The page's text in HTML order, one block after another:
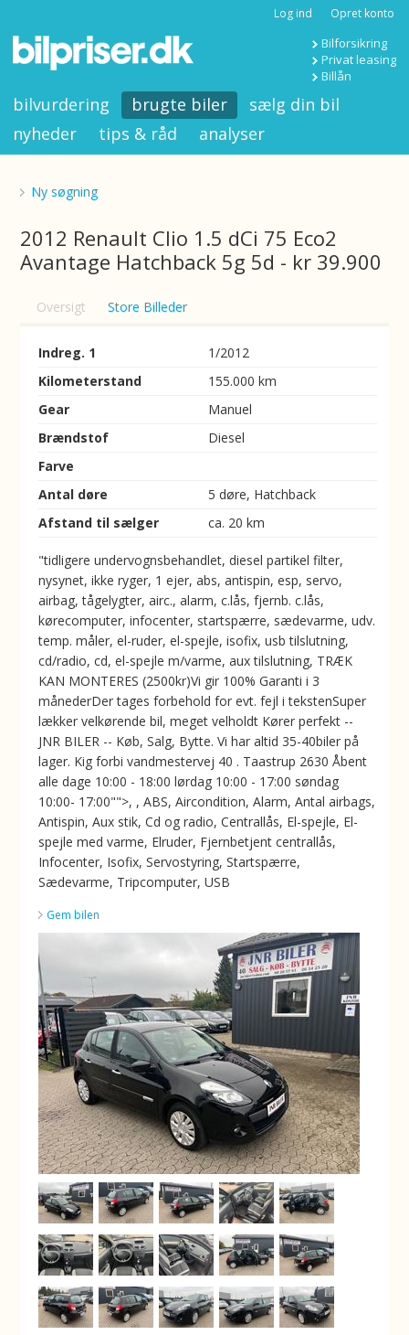
Log ind Opret konto
Bilforsikring
Privat leasing
Billån
bilvurdering brugte biler
sælg din bil
nyheder
tips & råd analyser
Ny søgning
2012 Renault Clio 1.5 dCi 75 Eco2
Avantage Hatchback 5g 5d - kr 39.900
Oversigt Store Billeder
Indreg. 1
1/2012
Kilometerstand
155.000 km
Gear
Manuel
Brændstof
Diesel
Farve
Antal døre
5 døre, Hatchback
Afstand til sælger
ca. 20 km
"tidligere undervognsbehandlet, diesel partikel filter,
nysynet, ikke ryger, 1 ejer, abs, antispin, esp, servo,
airbag, tågelygter, airc., alarm, c.lås, fjernb. c.lås,
kørecomputer, infocenter, startspærre, sædevarme, udv.
temp. måler, el-ruder, el-spejle, isofix, usb tilslutning,
cd/radio, cd, el-spejle m/varme, aux tilslutning, TRÆK
KAN MONTERES (2500kr)Vi gir 100% Garanti i 3
månederDer tages forbehold for evt. fejl i tekstenSuper
lækker velkørende bil, meget velholdt Kører perfekt --
JNR BILER -- Køb, Salg, Bytte. Vi har altid 35-40biler på
lager. Kig forbi vandmestervej 40 . Taastrup 2630 Åbent
alle dage 10:00 - 18:00 lørdag 10:00 - 17:00 søndag
10:00- 17:00"">, , ABS, Aircondition, Alarm, Antal airbags,
Antispin, Aux stik, Cd og radio, Centrallås, El-spejle, El-
spejle med varme, Elruder, Fjernbetjent centrallås,
Infocenter, Isofix, Servostyring, Startspærre,
Sædevarme, Tripcomputer, USB
Gem bilen